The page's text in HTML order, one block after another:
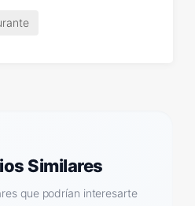
Similares
que podrían interesarte